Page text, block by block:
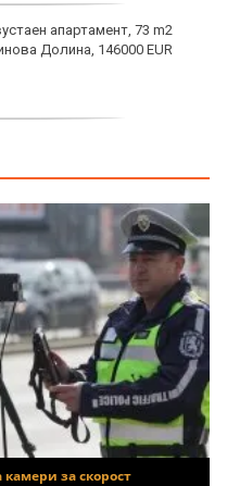
апартамент, 73 m2
Долина, 146000 EUR
за скорост